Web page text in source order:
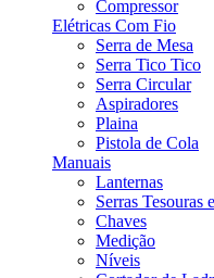
Compressor
Elétricas Com Fio
Serra de Mesa
Serra Tico Tico
Serra Circular
Aspiradores
Plaina
Pistola de Cola
Manuais
Lanternas
Serras Tesouras
Chaves
Medição
Níveis